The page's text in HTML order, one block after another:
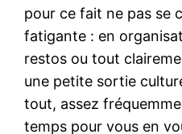
pour ce fait ne pas se
fatigante : en
restos ou tout
une petite sortie
tout, assez
temps pour vous en